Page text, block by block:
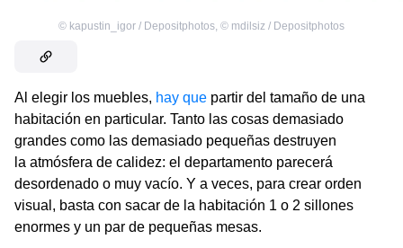
© kapustin_igor / Depositphotos, © mdilsiz / Depositphotos
Al elegir los muebles, hay que partir del tamaño de una
habitación en particular. Tanto las cosas demasiado
grandes como las demasiado pequeñas destruyen
la atmósfera de calidez: el departamento parecerá
desordenado o muy vacío. Y a veces, para crear orden
visual, basta con sacar de la habitación 1 o 2 sillones
enormes y un par de pequeñas mesas.